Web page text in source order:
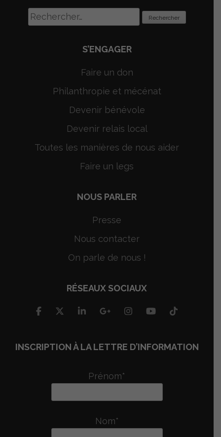
Rechercher :
S’ENGAGER
Faire un don
Philanthropie et mécénat
Devenir bénévole
Devenir relais local
Toutes les manières de nous aider
Faire un legs
NOUS PARLER
Presse
Nous contacter
On parle de nous !
RÉSEAUX SOCIAUX
INSCRIPTION À LA LETTRE D’INFORMATION
Prénom*
Nom*